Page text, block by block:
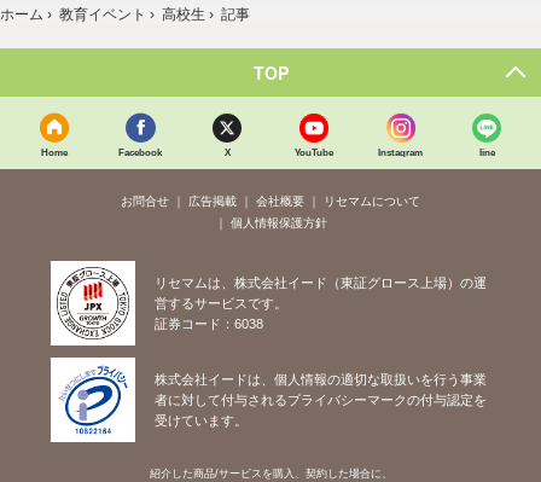
ホーム › 教育イベント › 高校生 › 記事
TOP
Home Facebook X YouTube Instagram line
お問合せ 広告掲載 会社概要
リセマムについて
個人情報保護方針
リセマムは、株式会社イード（東証グロース上場）の運
営するサービスです。
証券コード：6038
株式会社イードは、個人情報の適切な取扱いを行う事業
者に対して付与されるプライバシーマークの付与認定を
受けています。
紹介した商品/サービスを購入、契約した場合に、